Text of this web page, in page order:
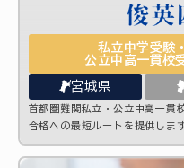
私立中学受験・
公立中高一貫校
宮城県
首都圏難関私立・公立中高一貫
合格への最短ルートを提供します